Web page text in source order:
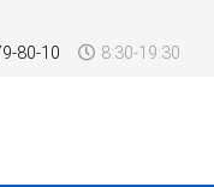
80-10 8:30-19:30